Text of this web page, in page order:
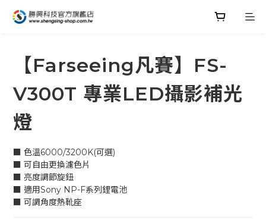
【Farseeing凡賽】FS-
V300T 專業LED攝影補光
燈
■ 色溫6000/3200K(可選)
■ 可自由更換濾色片
■ 亮度調節旋鈕
■ 適用Sony NP-F系列鋰電池
■ 可調角度熱靴座